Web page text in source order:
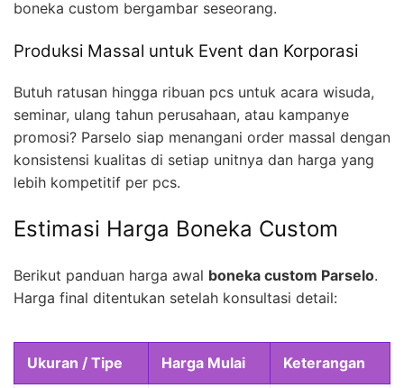
boneka custom bergambar seseorang.
Produksi Massal untuk Event dan Korporasi
Butuh ratusan hingga ribuan pcs untuk acara wisuda,
seminar, ulang tahun perusahaan, atau kampanye
promosi? Parselo siap menangani order massal dengan
konsistensi kualitas di setiap unitnya dan harga yang
lebih kompetitif per pcs.
Estimasi Harga Boneka Custom
Berikut panduan harga awal boneka custom Parselo.
Harga final ditentukan setelah konsultasi detail:
Ukuran / Tipe Harga Mulai Keterangan